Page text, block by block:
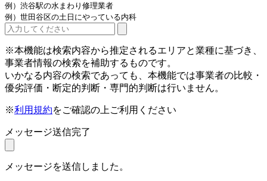
例）渋谷駅の水まわり修理業者
例）世田谷区の土日にやっている内科
※本機能は検索内容から推定されるエリアと業種に基づき、
事業者情報の検索を補助するものです。
いかなる内容の検索であっても、本機能では事業者の比較・
優劣評価・断定的判断・専門的判断は行いません。
※利用規約をご確認の上ご利用ください
メッセージ送信完了
メッセージを送信しました。